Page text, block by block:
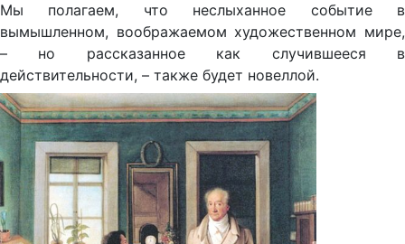
Мы полагаем, что неслыханное событие в
вымышленном, воображаемом художественном мире,
– но рассказанное как случившееся в
действительности, – также будет новеллой.